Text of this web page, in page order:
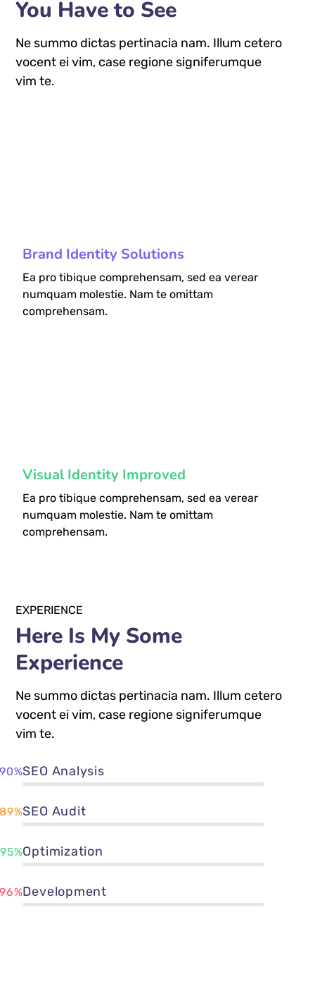
You Have to See
Ne summo dictas pertinacia nam. Illum cetero
vocent ei vim, case regione signiferumque
vim te.
Brand Identity Solutions
Ea pro tibique comprehensam, sed ea verear
numquam molestie. Nam te omittam
comprehensam.
Visual Identity Improved
Ea pro tibique comprehensam, sed ea verear
numquam molestie. Nam te omittam
comprehensam.
EXPERIENCE
Here Is My Some
Experience
Ne summo dictas pertinacia nam. Illum cetero
vocent ei vim, case regione signiferumque
vim te.
SEO Analysis
90%
SEO Audit
89%
Optimization
95%
Development
96%